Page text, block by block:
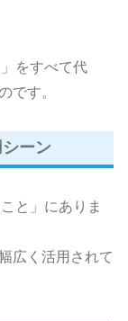
をすべて代
です。
ーン
と」にありま
広く活用されて